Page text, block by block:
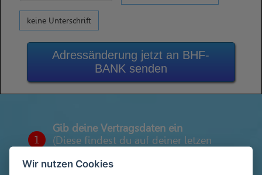
keine Unterschrift
Adressänderung jetzt an BHF-
BANK senden
1
Gib deine Vertragsdaten ein
(Diese findest du auf deiner letzen
Wir nutzen Cookies